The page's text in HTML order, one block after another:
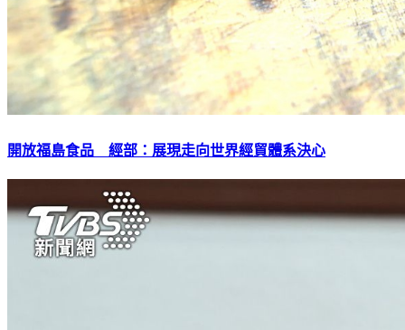
開放福島食品 經部：展現走向世界經貿體系決心